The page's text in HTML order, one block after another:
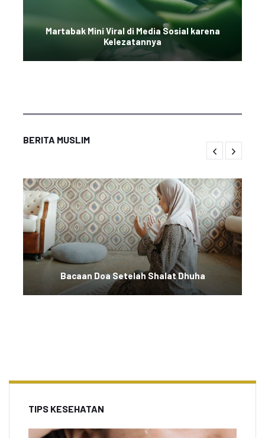
Martabak Mini Viral di Media Sosial karena
Kelezatannya
BERITA MUSLIM
Bacaan Doa Setelah Shalat Dhuha
TIPS KESEHATAN